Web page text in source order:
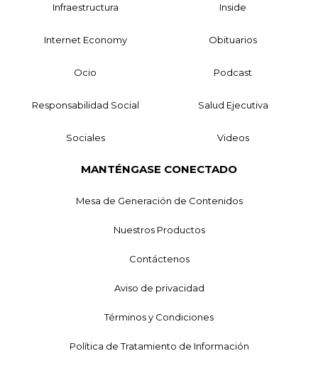
Infraestructura Inside
Internet Economy Obituarios
Ocio Podcast
Responsabilidad Social Salud Ejecutiva
Sociales Videos
MANTÉNGASE CONECTADO
Mesa de Generación de Contenidos
Nuestros Productos
Contáctenos
Aviso de privacidad
Términos y Condiciones
Política de Tratamiento de Información